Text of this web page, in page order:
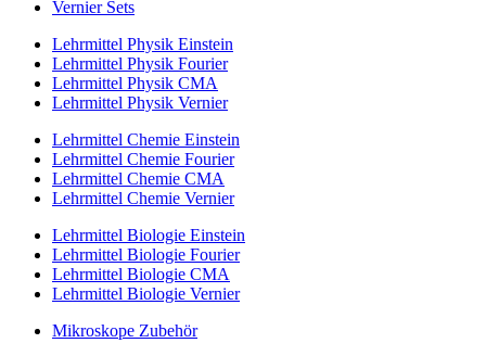
Vernier Sets
Lehrmittel Physik Einstein
Lehrmittel Physik Fourier
Lehrmittel Physik CMA
Lehrmittel Physik Vernier
Lehrmittel Chemie Einstein
Lehrmittel Chemie Fourier
Lehrmittel Chemie CMA
Lehrmittel Chemie Vernier
Lehrmittel Biologie Einstein
Lehrmittel Biologie Fourier
Lehrmittel Biologie CMA
Lehrmittel Biologie Vernier
Mikroskope Zubehör